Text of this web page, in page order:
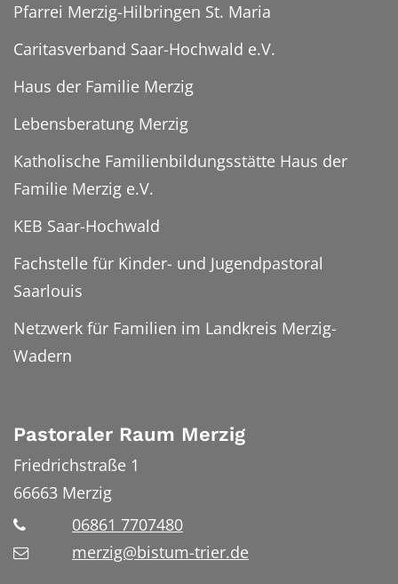
Pfarrei Merzig-Hilbringen St. Maria
Caritasverband Saar-Hochwald e.V.
Haus der Familie Merzig
Lebensberatung Merzig
Katholische Familienbildungsstätte Haus der
Familie Merzig e.V.
KEB Saar-Hochwald
Fachstelle für Kinder- und Jugendpastoral
Saarlouis
Netzwerk für Familien im Landkreis Merzig-
Wadern
Pastoraler Raum Merzig
Friedrichstraße 1
66663 Merzig
06861 7707480
merzig@bistum-trier.de